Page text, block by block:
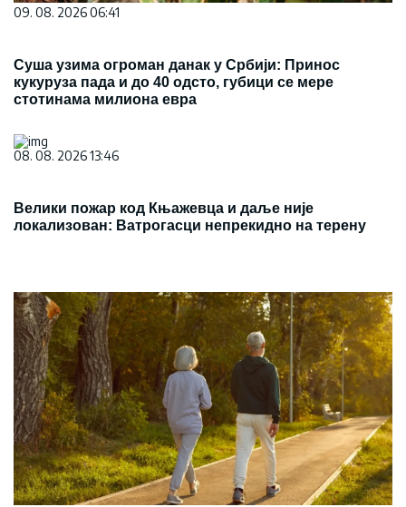
09. 08. 2026 06:41
Суша узима огроман данак у Србији: Принос
кукуруза пада и до 40 одсто, губици се мере
стотинама милиона евра
08. 08. 2026 13:46
Велики пожар код Књажевца и даље није
локализован: Ватрогасци непрекидно на терену